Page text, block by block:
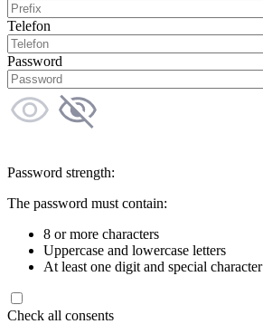
Telefon
Password
Password strength:
The password must contain:
8 or more characters
Uppercase and lowercase letters
At least one digit and special character
Check all consents